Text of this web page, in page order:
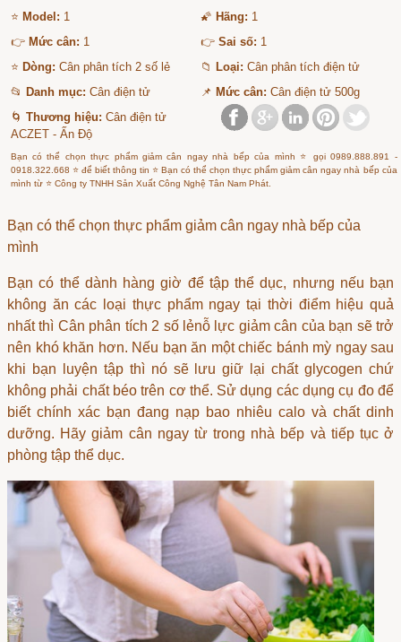
⭐ Model: 1 🌠 Hãng: 1
👉 Mức cân: 1 👉Sai số: 1
⭐ Dòng: Cân phân tích 2 số lẻ 📁 Loại: Cân phân tích điện tử
📂 Danh mục: Cân điện tử 📌 Mức cân: Cân điện tử 500g
🌀Thương hiệu: Cân điện tử
ACZET - Ấn Độ
Bạn có thể chọn thực phẩm giảm cân ngay nhà bếp của mình ⭐ gọi 0989.888.891 -
0918.322.668 ⭐ để biết thông tin ⭐ Bạn có thể chọn thực phẩm giảm cân ngay nhà bếp của
mình từ ⭐ Công ty TNHH Sản Xuất Công Nghệ Tân Nam Phát.
Bạn có thể chọn thực phẩm giảm cân ngay nhà bếp của
mình
Bạn có thể dành hàng giờ để tập thể dục, nhưng nếu bạn
không ăn các loại thực phẩm ngay tại thời điểm hiệu quả
nhất thì Cân phân tích 2 số lẻnỗ lực giảm cân của bạn sẽ trở
nên khó khăn hơn. Nếu bạn ăn một chiếc bánh mỳ ngay sau
khi bạn luyện tập thì nó sẽ lưu giữ lại chất glycogen chứ
không phải chất béo trên cơ thể. Sử dụng các dụng cụ đo để
biết chính xác bạn đang nạp bao nhiêu calo và chất dinh
dưỡng. Hãy giảm cân ngay từ trong nhà bếp và tiếp tục ở
phòng tập thể dục.